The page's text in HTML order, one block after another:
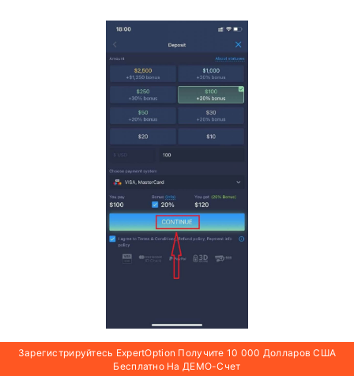
Зарегистрируйтесь ExpertOption Получите 10 000 Долларов США
Бесплатно На ДЕМО-Счет